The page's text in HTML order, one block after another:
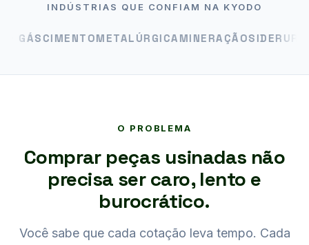
INDÚSTRIAS QUE CONFIAM NA KYODO
CIMENTOMETALÚRGICAMINERAÇÃOSIDERURGIA
O PROBLEMA
Comprar peças usinadas não
precisa ser caro, lento e
burocrático.
Você sabe que cada cotação leva tempo. Cada